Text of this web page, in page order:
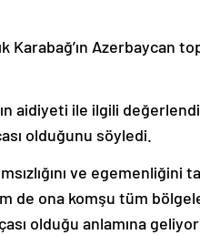
Karabağ’ın Azerbaycan
aidiyeti ile ilgili
olduğunu söyledi.
ve egemenliğini
de ona komşu tüm
olduğu anlamına